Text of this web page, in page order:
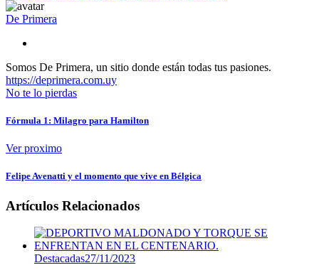
De Primera
Somos De Primera, un sitio donde están todas tus pasiones.
https://deprimera.com.uy
No te lo pierdas
Fórmula 1: Milagro para Hamilton
Ver proximo
Felipe Avenatti y el momento que vive en Bélgica
Artículos Relacionados
Destacadas27/11/2023